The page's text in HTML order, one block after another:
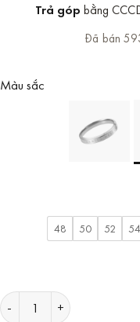
Trả góp bằng
Đã bán
Màu sắc
48 50 52 54
Nhẫn Daniel Wellington